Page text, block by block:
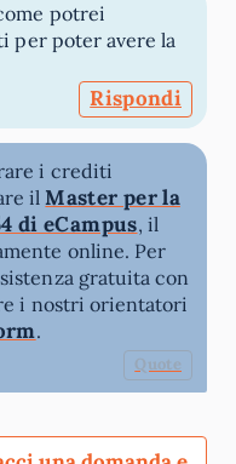
potrei
per poter avere la
Rispondi
i crediti
ilMaster per la
di eCampus, il
online. Per
gratuita con
i nostri orientatori
.
Quote